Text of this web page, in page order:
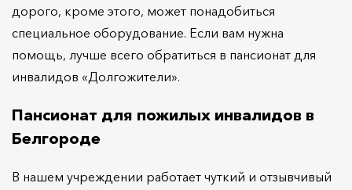
дорого, кроме этого, может понадобиться
специальное оборудование. Если вам нужна
помощь, лучше всего обратиться в пансионат для
инвалидов «Долгожители».
Пансионат для пожилых инвалидов в
Белгороде
В нашем учреждении работает чуткий и отзывчивый